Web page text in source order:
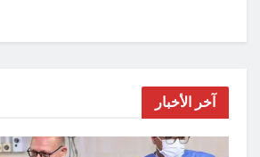
آخر الأخبار